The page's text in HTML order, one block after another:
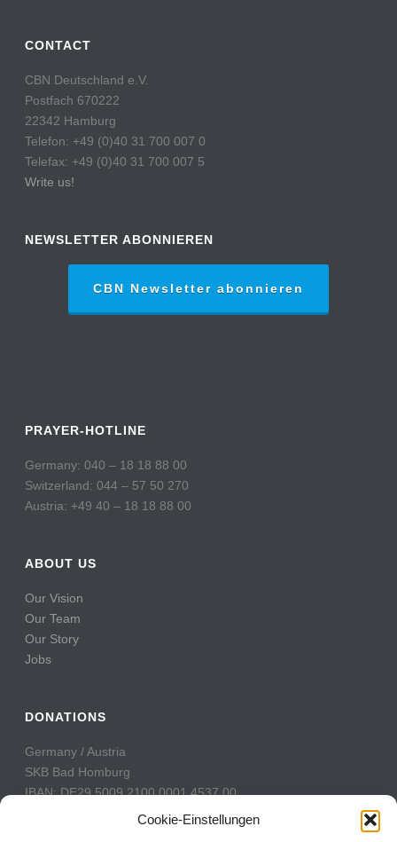
Cookie-Einstellungen
CONTACT
CBN Deutschland e.V.
Postfach 670222
22342 Hamburg
Telefon: +49 (0)40 31 700 007 0
Telefax: +49 (0)40 31 700 007 5
Write us!
NEWSLETTER ABONNIEREN
CBN Newsletter abonnieren
PRAYER-HOTLINE
Germany: 040 – 18 18 88 00
Switzerland: 044 – 57 50 270
Austria: +49 40 – 18 18 88 00
ABOUT US
Our Vision
Our Team
Our Story
Jobs
DONATIONS
Germany / Austria
SKB Bad Homburg
IBAN: DE29 5009 2100 0001 4537 00
BIC: GENODE51BH2